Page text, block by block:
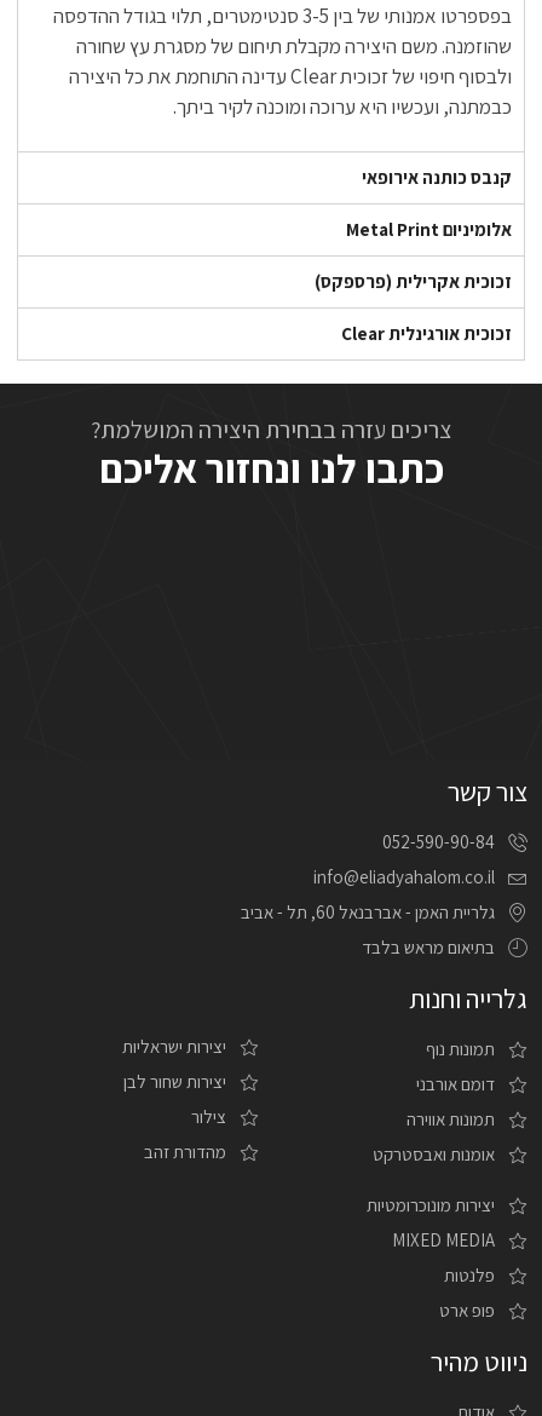
בפספרטו אמנותי של בין 3-5 סנטימטרים, תלוי בגודל ההדפסה
שהוזמנה. משם היצירה מקבלת תיחום של מסגרת עץ שחורה
ולבסוף חיפוי של זכוכית Clear עדינה התוחמת את כל היצירה
כבמתנה, ועכשיו היא ערוכה ומוכנה לקיר ביתך.
קנבס כותנה אירופאי
אלומיניום Metal Print
זכוכית אקרילית (פרספקס)
זכוכית אורגינלית Clear
צריכים עזרה בבחירת היצירה המושלמת?
כתבו לנו ונחזור אליכם
צור קשר
052-590-90-84
info@eliadyahalom.co.il
גלריית האמן - אברבנאל 60, תל - אביב
בתיאום מראש בלבד
גלרייה וחנות
תמונות נוף
דומם אורבני
תמונות אווירה
אומנות ואבסטרקט
יצירות ישראליות
יצירות שחור לבן
צילור
מהדורת זהב
יצירות מונוכרומטיות
MIXED MEDIA
פלנטות
פופ ארט
ניווט מהיר